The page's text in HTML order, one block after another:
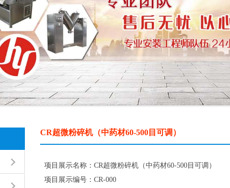
CR超微粉碎机（中药材60-500目可调）
项目展示名称：CR超微粉碎机（中药材60-500目可调）
项目展示编号：CR-000